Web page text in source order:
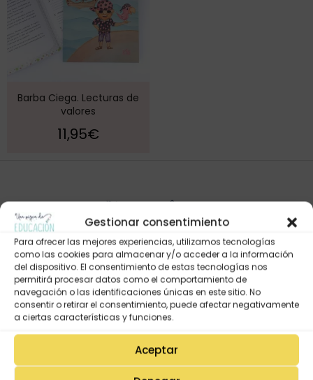
Gestionar consentimiento
Para ofrecer las mejores experiencias, utilizamos tecnologías
como las cookies para almacenar y/o acceder a la información
del dispositivo. El consentimiento de estas tecnologías nos
permitirá procesar datos como el comportamiento de
navegación o las identificaciones únicas en este sitio. No
consentir o retirar el consentimiento, puede afectar negativamente
a ciertas características y funciones.
Aceptar
Barba Ciega. Lecturas de
valores
11,95€
Mi Cuenta
Lista de deseos
Mi Perfil
Descargas